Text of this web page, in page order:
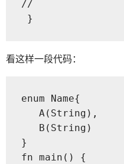
//
}
看这样一段代码：
enum Name{
   A(String),
   B(String)
}
fn main() {